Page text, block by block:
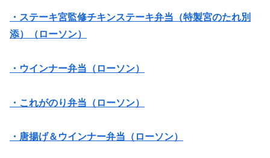
・ステーキ宮監修チキンステーキ弁当（特製宮のたれ別
添）（ローソン）
・ウインナー弁当（ローソン）
・これがのり弁当（ローソン）
・唐揚げ＆ウインナー弁当（ローソン）